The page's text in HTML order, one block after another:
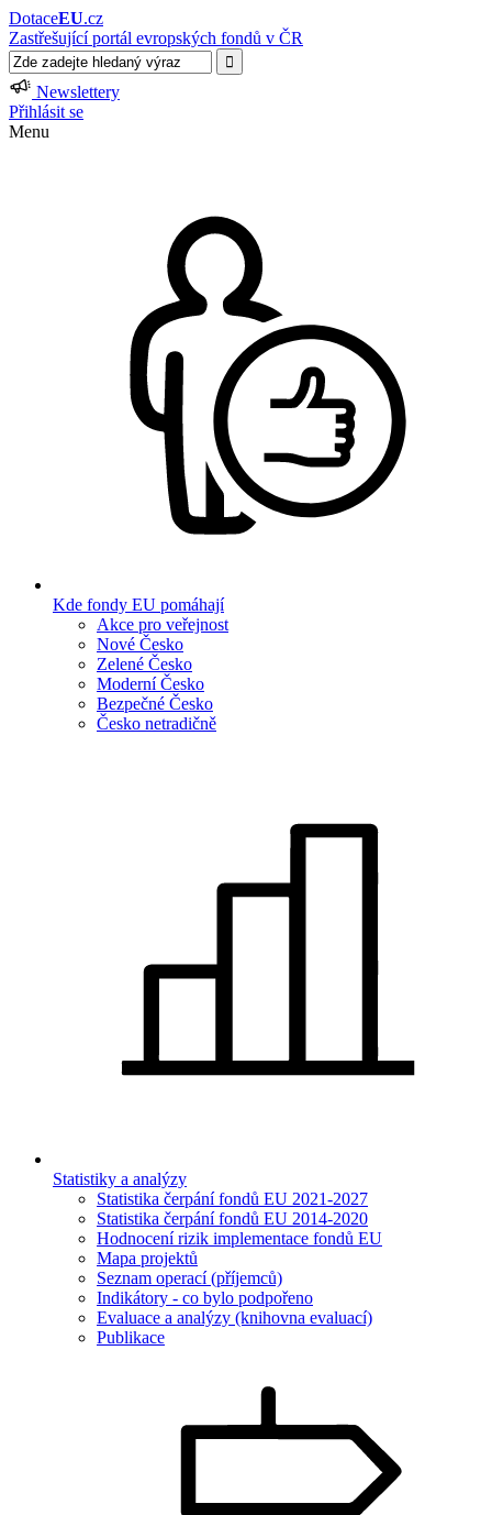
DotaceEU.cz
Zastřešující portál evropských fondů v ČR
Newslettery
Přihlásit se
Menu
Kde fondy EU pomáhají
Akce pro veřejnost
Nové Česko
Zelené Česko
Moderní Česko
Bezpečné Česko
Česko netradičně
Statistiky a analýzy
Statistika čerpání fondů EU 2021-2027
Statistika čerpání fondů EU 2014-2020
Hodnocení rizik implementace fondů EU
Mapa projektů
Seznam operací (příjemců)
Indikátory - co bylo podpořeno
Evaluace a analýzy (knihovna evaluací)
Publikace